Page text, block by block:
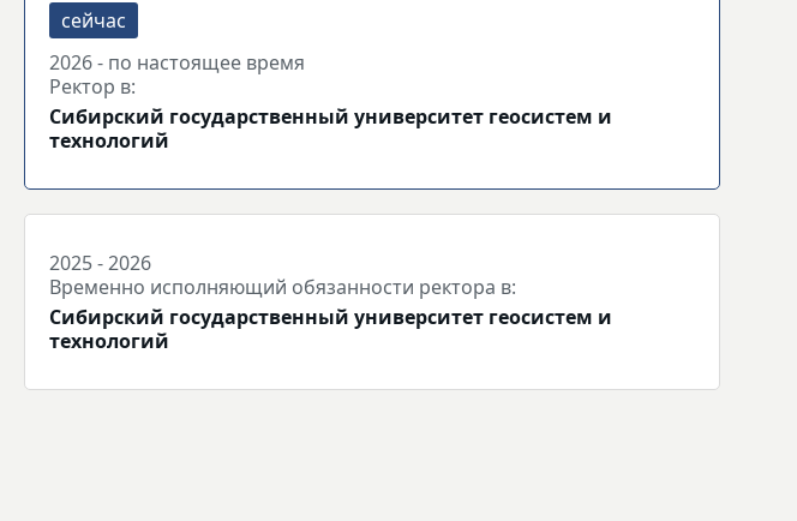
2026 - по настоящее время
Ректор в:
Сибирский государственный университет геосистем и
технологий
2025 - 2026
Временно исполняющий обязанности ректора в:
Сибирский государственный университет геосистем и
технологий